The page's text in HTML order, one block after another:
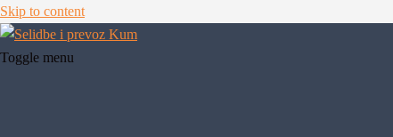
Skip to content
Toggle menu